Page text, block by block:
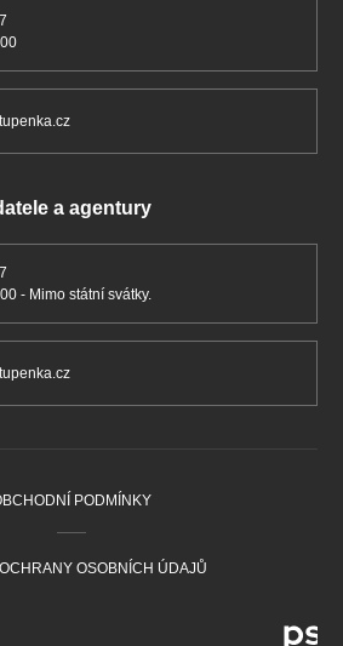
a agentury
- Mimo státní svátky.
PODMÍNKY
OSOBNÍCH ÚDAJŮ